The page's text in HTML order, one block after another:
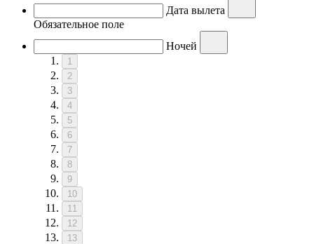
Дата вылета
Обязательное поле
Ночей
1
2
3
4
5
6
7
8
9
10
11
12
13